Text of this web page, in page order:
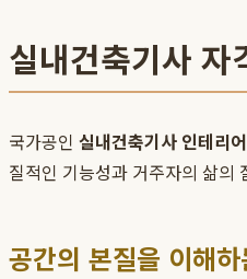
실내건축기사 자
국가공인 실내건축기사 인테리어
질적인 기능성과 거주자의 삶의
공간의 본질을 이해